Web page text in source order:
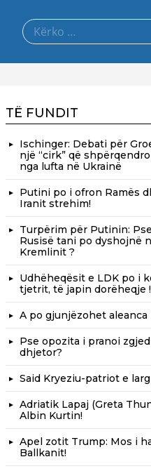
Search
for:
TË FUNDIT
Ischinger: Debati për
një “cirk” që
nga lufta në Ukrainë
Putini po i ofron Ramës
Iranit strehim!
Turpërim për Putinin:
Rusisë tani po dyshojnë
Kremlinit ?
Udhëheqësit e LDK po i
tjetrit, të japin dorëheqje !
A po gjunjëzohet aleanca
Pse opozita i pranoi
dhjetor?
Said Kryeziu-patriot e
Adriatik Lapaj (Greta
Albin Kurtin!
Apel zotit Trump: Mos i
Ballkanit!